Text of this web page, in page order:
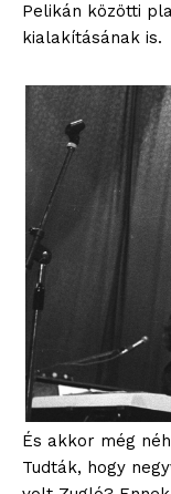
Pelikán közötti
kialakításának is.
És akkor még
Tudták, hogy